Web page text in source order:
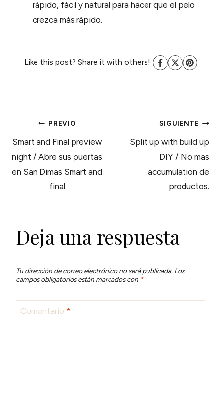
rápido, fácil y natural para hacer que el pelo
crezca más rápido.
Like this post? Share it with others!
NAVEGACIÓN
DE
ENTRADAS
PREVIO
Smart and Final preview
night / Abre sus puertas
en San Dimas Smart and
final
SIGUIENTE
Split up with build up
DIY / No mas
accumulation de
productos.
Deja una respuesta
Tu dirección de correo electrónico no será publicada. Los
campos obligatorios están marcados con *
Comentario *